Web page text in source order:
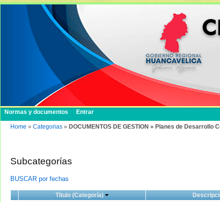
Normas y documentos Entrar
Home » Categorias » DOCUMENTOS DE GESTION » Planes de
Subcategorías
BUSCAR por fechas
Título (Categoría)